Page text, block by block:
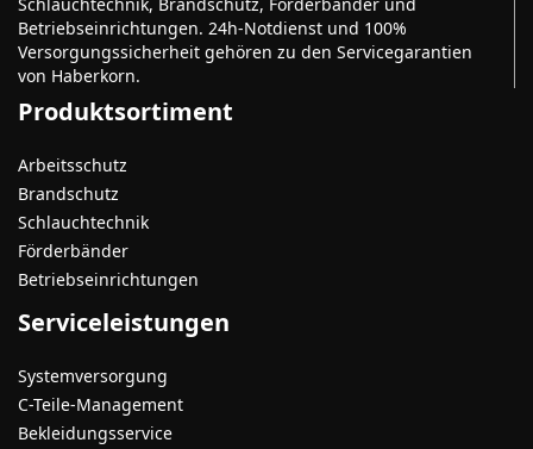
Betriebseinrichtungen. 24h-Notdienst und 100%
Versorgungssicherheit gehören zu den Servicegarantien
von Haberkorn.
Produktsortiment
Arbeitsschutz
Brandschutz
Schlauchtechnik
Förderbänder
Betriebseinrichtungen
Serviceleistungen
Systemversorgung
C-Teile-Management
Bekleidungsservice